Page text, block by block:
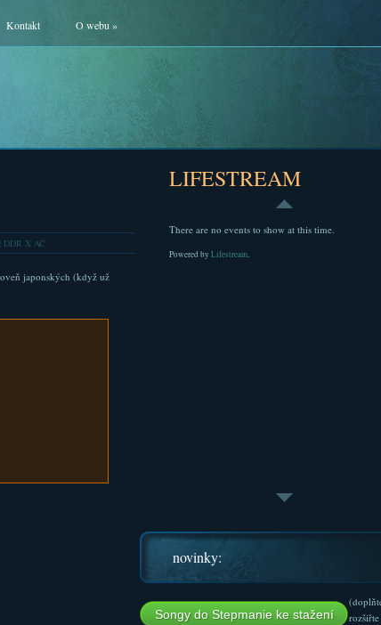
Kontakt O webu »
DDR X AC
japonských (když už
LIFESTREAM
There are no events to show at this time.
Powered by Lifestream.
novinky:
Songy do Stepmanie ke stažení